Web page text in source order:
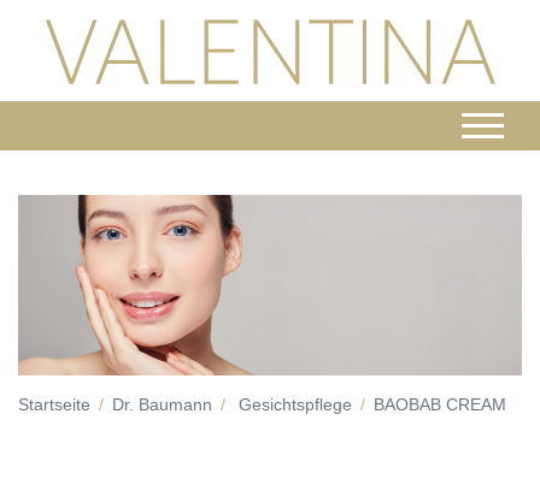
Startseite Dr. Baumann Gesichtspflege BAOBAB CREAM